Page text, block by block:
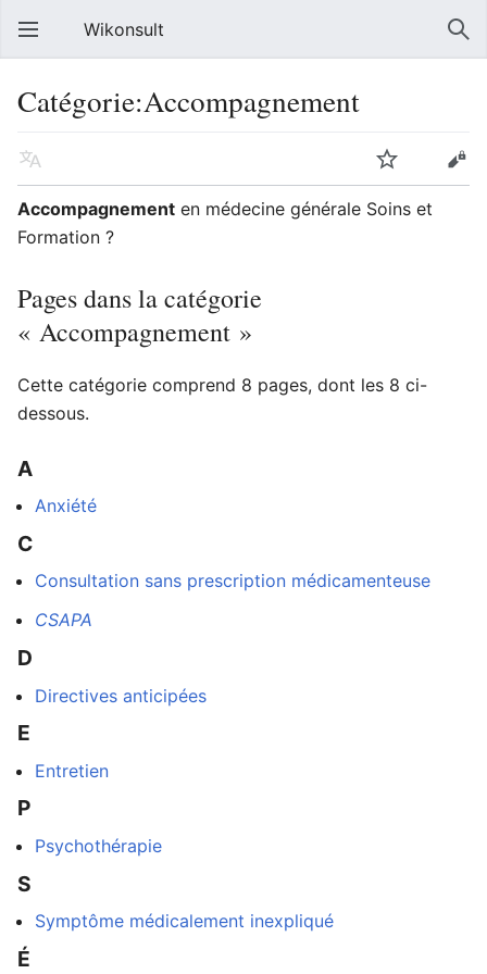
Ouvrir le menu principal
Wikonsult
Catégorie:Accompagnement
Accompagnement en médecine générale Soins et
Formation ?
Pages dans la catégorie
« Accompagnement »
Cette catégorie comprend 8 pages, dont les 8 ci-
dessous.
A
Anxiété
C
Consultation sans prescription médicamenteuse
CSAPA
D
Directives anticipées
E
Entretien
P
Psychothérapie
S
Symptôme médicalement inexpliqué
É